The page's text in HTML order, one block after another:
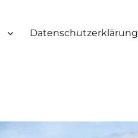
Datenschutzerklärung